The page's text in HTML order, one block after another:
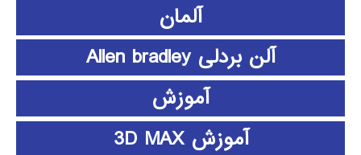
آلمان
آلن بردلی Allen bradley
آموزش
آموزش 3D MAX